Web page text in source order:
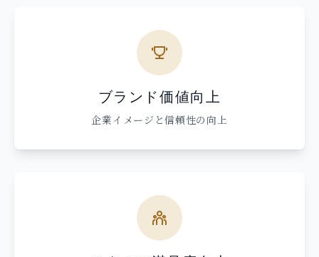
ブランド価値向上
企業イメージと信頼性の向上